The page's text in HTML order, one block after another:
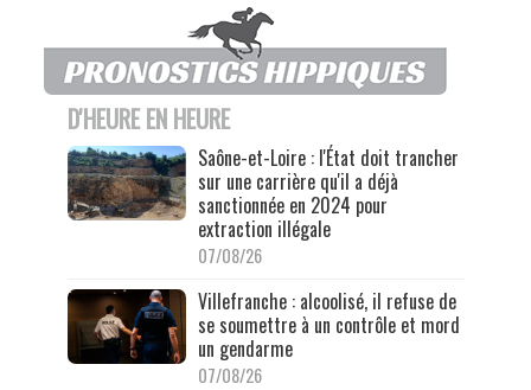
D'HEURE EN HEURE
Saône-et-Loire : l'État doit trancher
sur une carrière qu'il a déjà
sanctionnée en 2024 pour
extraction illégale
07/08/26
Villefranche : alcoolisé, il refuse de
se soumettre à un contrôle et mord
un gendarme
07/08/26